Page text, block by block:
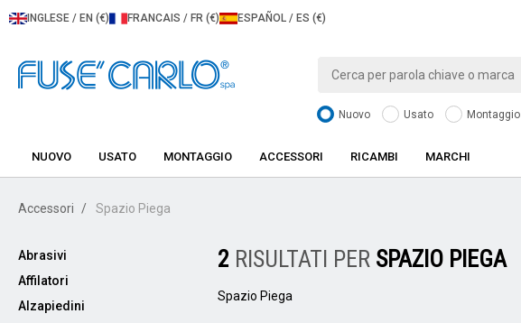
INGLESE / EN (€) FRANCAIS / FR (€) ESPAÑOL / ES (€)
Nuovo Usato Montaggio
NUOVO USATO MONTAGGIO ACCESSORI RICAMBI MARCHI
Accessori Spazio Piega
Abrasivi
Affilatori
Alzapiedini
2 RISULTATI PER SPAZIO PIEGA
Spazio Piega